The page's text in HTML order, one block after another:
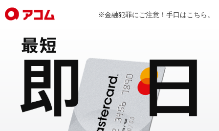
※金融犯罪にご注意！手口はこちら。